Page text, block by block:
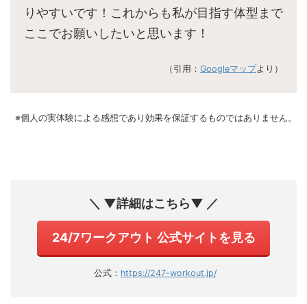
りやすいです！これからも私が目指す体型まで
ここでお願いしたいと思います！
（引用： Googleマップより）
※個人の実体験による感想であり効果を保証するものではありません。
＼ ▼詳細はこちら▼ ／
24/7ワークアウト 公式サイトを見る
公式： https://247-workout.jp/